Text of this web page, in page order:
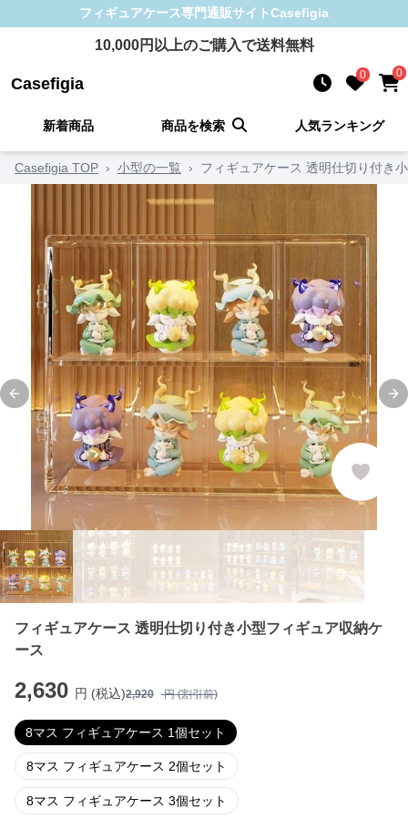
フィギュアケース専門通販サイトCasefigia
10,000円以上のご購入で送料無料
Casefigia 0 0
新着商品 商品を検索 人気ランキング
Casefigia TOP › 小型の一覧 › フィギュアケース 透明仕切り付き
Previous slide
フィギュアケース 透明仕切り付き小型フィギュア収納ケ
ース
2,630 円 (税込)2,920 円 (割引前)
8マス フィギュアケース 1個セット
8マス フィギュアケース 2個セット
8マス フィギュアケース 3個セット